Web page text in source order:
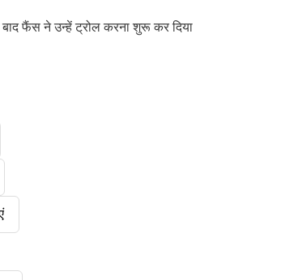
फैंस ने उन्हें ट्रोल करना शुरू कर दिया